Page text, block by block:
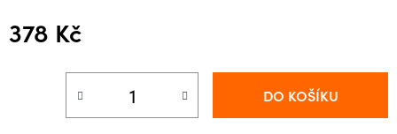
378 Kč
DO KOŠÍKU